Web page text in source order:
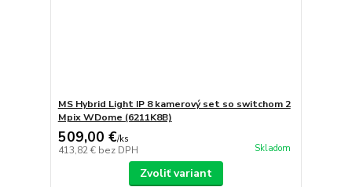
MS Hybrid Light IP 8 kamerový set so switchom 2
Mpix WDome (6211K8B)
509,00 €/ks
413,82 € bez DPH Skladom
Zvoliť variant